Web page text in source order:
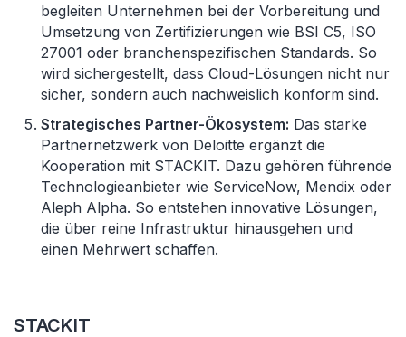
begleiten Unternehmen bei der Vorbereitung und
Umsetzung von Zertifizierungen wie BSI C5, ISO
27001 oder branchenspezifischen Standards. So
wird sichergestellt, dass Cloud-Lösungen nicht nur
sicher, sondern auch nachweislich konform sind.
Strategisches Partner-Ökosystem: Das starke
Partnernetzwerk von Deloitte ergänzt die
Kooperation mit STACKIT. Dazu gehören führende
Technologieanbieter wie ServiceNow, Mendix oder
Aleph Alpha. So entstehen innovative Lösungen,
die über reine Infrastruktur hinausgehen und
einen Mehrwert schaffen.
STACKIT